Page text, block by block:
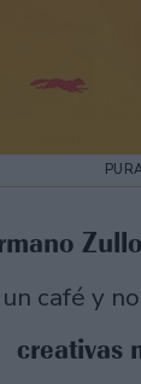
Zullo
café y
creativas